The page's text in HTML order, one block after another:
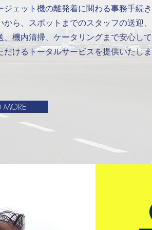
ジェット機の離発着に関わる事務手続き
から、スポットまでのスタッフの送迎、
、機内清掃、ケータリングまで安心して
だけるトータルサービスを提供いたしま
MORE